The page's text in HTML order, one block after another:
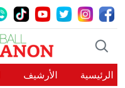
الرئيسية الأرشيف